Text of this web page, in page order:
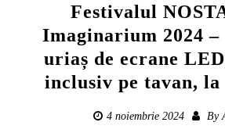
Festivalul
Imaginarium 2024 –
uriaș de ecrane
inclusiv pe tavan, la
4 noiembrie 2024 By